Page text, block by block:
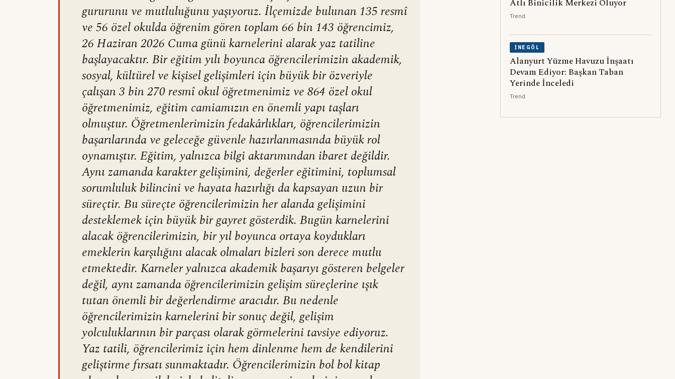
gururunu ve mutluluğunu yaşıyoruz. İlçemizde bulunan 135 resmî
ve 56 özel okulda öğrenim gören toplam 66 bin 143 öğrencimiz,
26 Haziran 2026 Cuma günü karnelerini alarak yaz tatiline
başlayacaktır. Bir eğitim yılı boyunca öğrencilerimizin akademik,
sosyal, kültürel ve kişisel gelişimleri için büyük bir özveriyle
çalışan 3 bin 270 resmî okul öğretmenimiz ve 864 özel okul
öğretmenimiz, eğitim camiamızın en önemli yapı taşları
olmuştur. Öğretmenlerimizin fedakârlıkları, öğrencilerimizin
başarılarında ve geleceğe güvenle hazırlanmasında büyük rol
oynamıştır. Eğitim, yalnızca bilgi aktarımından ibaret değildir.
Aynı zamanda karakter gelişimini, değerler eğitimini, toplumsal
sorumluluk bilincini ve hayata hazırlığı da kapsayan uzun bir
süreçtir. Bu süreçte öğrencilerimizin her alanda gelişimini
desteklemek için büyük bir gayret gösterdik. Bugün karnelerini
alacak öğrencilerimizin, bir yıl boyunca ortaya koydukları
emeklerin karşılığını alacak olmaları bizleri son derece mutlu
etmektedir. Karneler yalnızca akademik başarıyı gösteren belgeler
değil, aynı zamanda öğrencilerimizin gelişim süreçlerine ışık
tutan önemli bir değerlendirme aracıdır. Bu nedenle
öğrencilerimizin karnelerini bir sonuç değil, gelişim
yolculuklarının bir parçası olarak görmelerini tavsiye ediyoruz.
Yaz tatili, öğrencilerimiz için hem dinlenme hem de kendilerini
geliştirme fırsatı sunmaktadır. Öğrencilerimizin bol bol kitap
Atlı Binicilik Merkezi Oluyor
Trend
İNEGÖL
Alanyurt Yüzme Havuzu İnşaatı
Devam Ediyor: Başkan Taban
Yerinde İnceledi
Trend